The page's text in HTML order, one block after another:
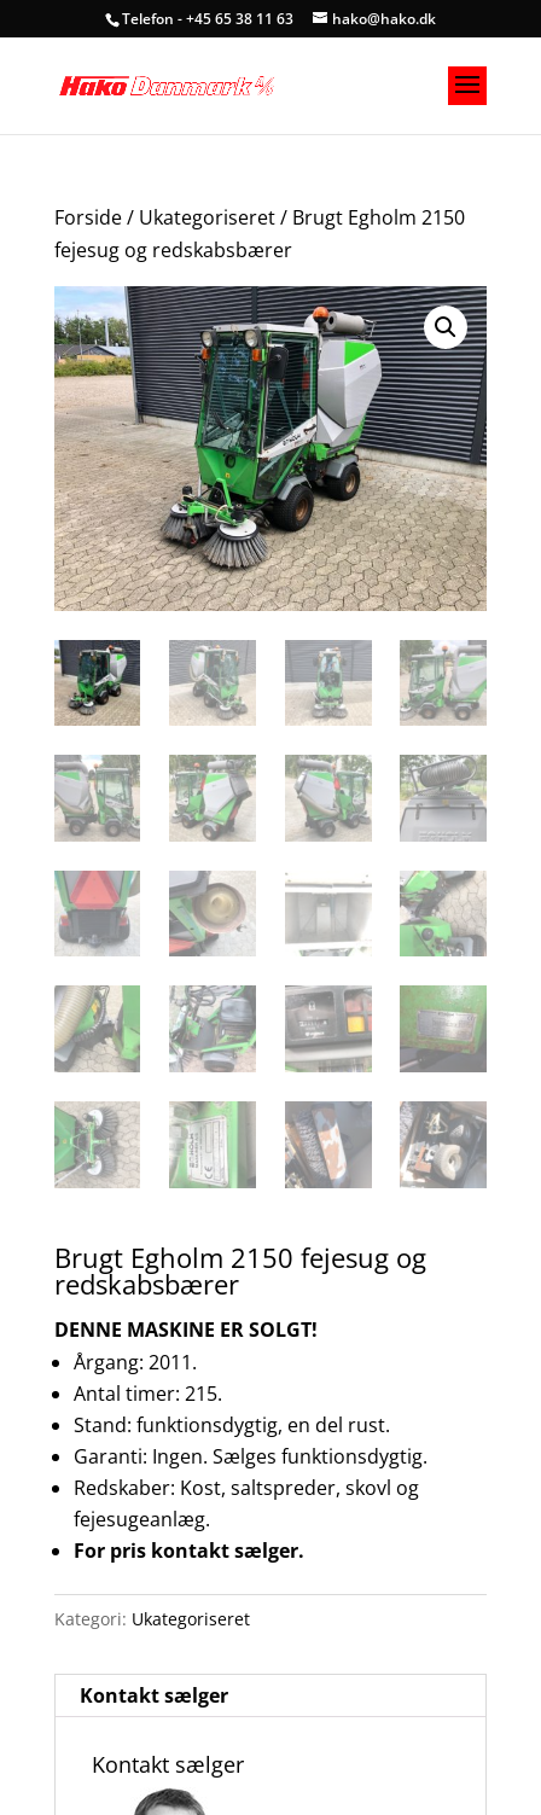
Telefon - +45 65 38 11 63 hako@hako.dk
Forside/ Ukategoriseret/ Brugt Egholm 2150
fejesug og redskabsbærer
Brugt Egholm 2150 fejesug og
redskabsbærer
DENNE MASKINE ER SOLGT!
Årgang: 2011.
Antal timer: 215.
Stand: funktionsdygtig, en del rust.
Garanti: Ingen. Sælges funktionsdygtig.
Redskaber: Kost, saltspreder, skovl og
fejesugeanlæg.
For pris kontakt sælger.
Kategori: Ukategoriseret
Kontakt sælger
Kontakt sælger